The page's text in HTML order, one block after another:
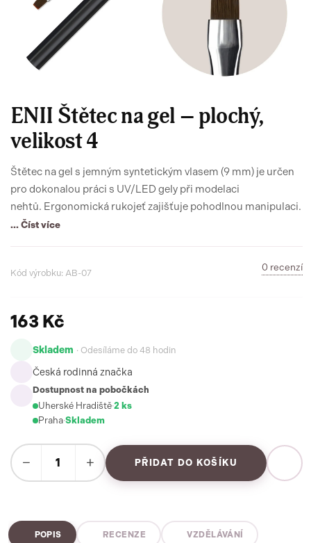
ENII Štětec na gel – plochý,
velikost 4
Štětec na gel s jemným syntetickým vlasem (9 mm) je určen
pro dokonalou práci s UV/LED gely při modelaci
nehtů. Ergonomická rukojeť zajišťuje pohodlnou manipulaci.
... Číst více
Kód výrobku: AB-07
0 recenzí
163 Kč
Skladem · Odesíláme do 48 hodin
Česká rodinná značka
Dostupnost na pobočkách
Uherské Hradiště·2 ks
Praha·Skladem
− + PŘIDAT DO KOŠÍKU
POPIS RECENZE VZDĚLÁVÁNÍ